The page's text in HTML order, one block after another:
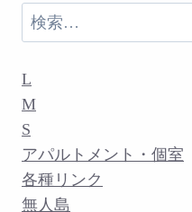
検
索:
L
M
S
アパルトメント・個室
各種リンク
無人島